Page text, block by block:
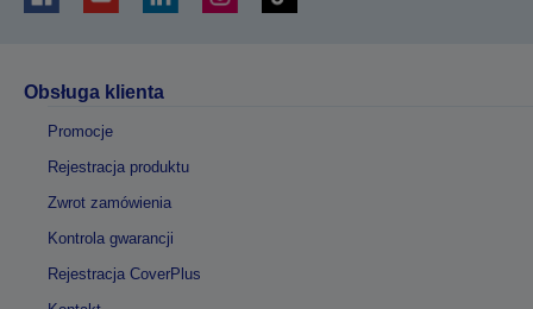
Obsługa klienta
Promocje
Rejestracja produktu
Zwrot zamówienia
Kontrola gwarancji
Rejestracja CoverPlus